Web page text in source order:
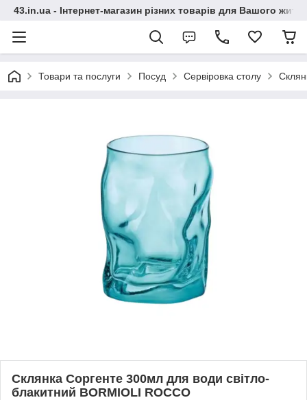
43.in.ua - Інтернет-магазин різних товарів для Вашого
Товари та послуги Посуд Сервіровка столу
Склянка Соргенте 300мл для води світло-
блакитний BORMIOLI ROCCO